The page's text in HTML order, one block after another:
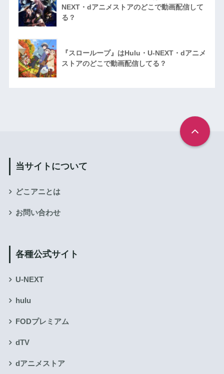
NEXT・dアニメストアのどこで動画配信して
る？
『スローループ』はHulu・U-NEXT・dアニメ
ストアのどこで動画配信してる？
当サイトについて
どこアニとは
お問い合わせ
各種公式サイト
U-NEXT
hulu
FODプレミアム
dTV
dアニメストア